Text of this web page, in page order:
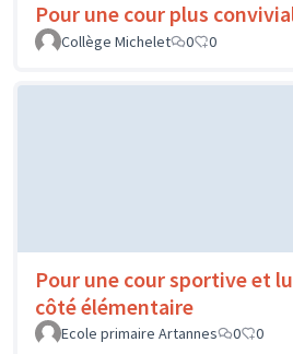
Pour une cour plus
Collège Michelet
0 0
Pour une cour sportive et
côté élémentaire
Ecole primaire Artannes
0 0